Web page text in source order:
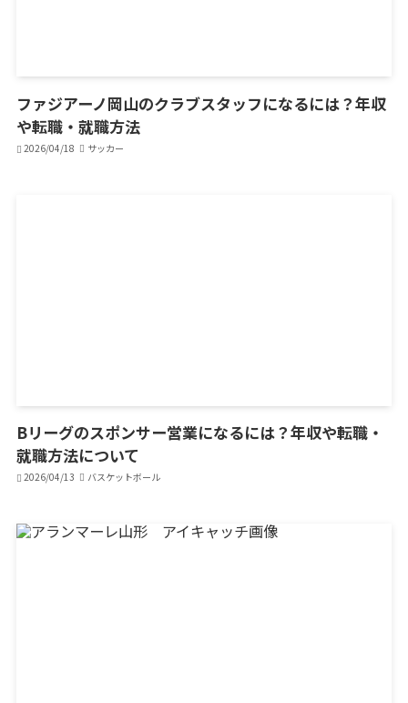
ファジアーノ岡山のクラブスタッフになるには？年収
や転職・就職方法
2026/04/18 サッカー
Bリーグのスポンサー営業になるには？年収や転職・
就職方法について
2026/04/13 バスケットボール